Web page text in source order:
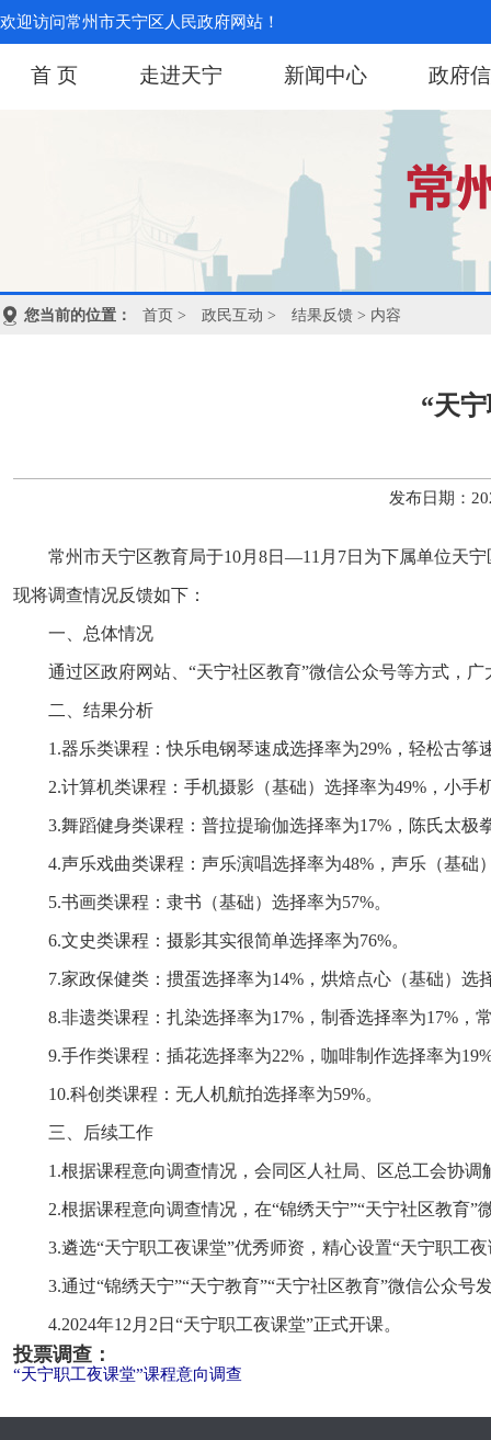
欢迎访问常州市天宁区人民政府网站！
首 页 走进天宁 新闻中心 政府
您当前的位置： 首页 > 政民互动 > 结果反馈 > 内容
“天
发布日期：
常州市天宁区教育局于10月8日—11月7日为下属单位天
现将调查情况反馈如下：
一、总体情况
通过区政府网站、“天宁社区教育”微信公众号等方式，
二、结果分析
1.器乐类课程：快乐电钢琴速成选择率为29%，轻松古筝
2.计算机类课程：手机摄影（基础）选择率为49%，小手
3.舞蹈健身类课程：普拉提瑜伽选择率为17%，陈氏太极
4.声乐戏曲类课程：声乐演唱选择率为48%，声乐（基础
5.书画类课程：隶书（基础）选择率为57%。
6.文史类课程：摄影其实很简单选择率为76%。
7.家政保健类：掼蛋选择率为14%，烘焙点心（基础）选
8.非遗类课程：扎染选择率为17%，制香选择率为17%，
9.手作类课程：插花选择率为22%，咖啡制作选择率为
10.科创类课程：无人机航拍选择率为59%。
三、后续工作
1.根据课程意向调查情况，会同区人社局、区总工会协调
2.根据课程意向调查情况，在“锦绣天宁”“天宁社区教育
3.遴选“天宁职工夜课堂”优秀师资，精心设置“天宁职工
3.通过“锦绣天宁”“天宁教育”“天宁社区教育”微信公众号
4.2024年12月2日“天宁职工夜课堂”正式开课。
投票调查：
“天宁职工夜课堂”课程意向调查